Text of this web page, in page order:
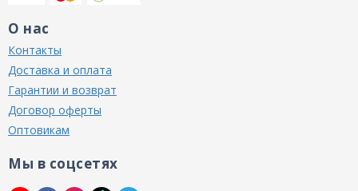
О нас
Контакты
Доставка и оплата
Гарантии и возврат
Договор оферты
Оптовикам
Мы в соцсетях